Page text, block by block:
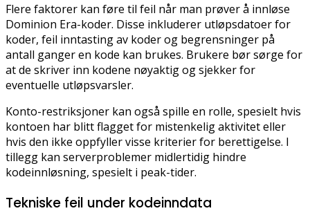
Flere faktorer kan føre til feil når man prøver å innløse
Dominion Era-koder. Disse inkluderer utløpsdatoer for
koder, feil inntasting av koder og begrensninger på
antall ganger en kode kan brukes. Brukere bør sørge for
at de skriver inn kodene nøyaktig og sjekker for
eventuelle utløpsvarsler.
Konto-restriksjoner kan også spille en rolle, spesielt hvis
kontoen har blitt flagget for mistenkelig aktivitet eller
hvis den ikke oppfyller visse kriterier for berettigelse. I
tillegg kan serverproblemer midlertidig hindre
kodeinnløsning, spesielt i peak-tider.
Tekniske feil under kodeinndata